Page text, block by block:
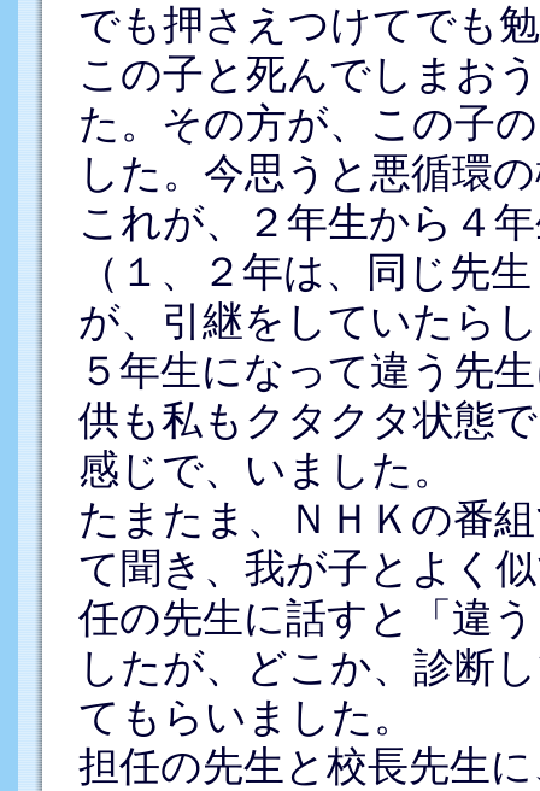
でも押さえつけてでも
この子と死んでしまお
た。その方が、この子
した。今思うと悪循環
これが、２年生から４
（１、２年は、同じ先
が、引継をしていたら
５年生になって違う先
供も私もクタクタ状態
感じで、いました。
たまたま、ＮＨＫの番
て聞き、我が子とよく
任の先生に話すと「違
したが、どこか、診断
てもらいました。
担任の先生と校長先生